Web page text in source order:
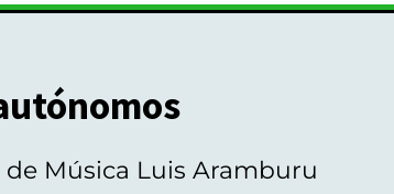
Música Luis Aramburu